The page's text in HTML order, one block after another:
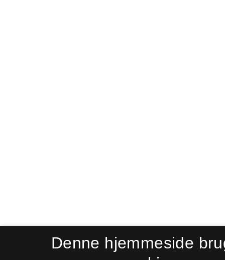
Denne hjemmeside